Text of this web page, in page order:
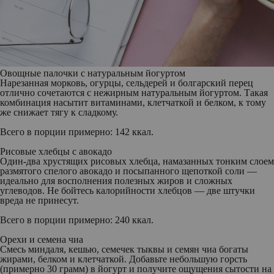
Овощные палочки с натуральным йогуртом
Нарезанная морковь, огурцы, сельдерей и болгарский перец
отлично сочетаются с нежирным натуральным йогуртом. Такая
комбинация насытит витаминами, клетчаткой и белком, к тому
же снижает тягу к сладкому.
Всего в порции примерно: 142 ккал.
Рисовые хлебцы с авокадо
Один-два хрустящих рисовых хлебца, намазанных тонким слоем
размятого спелого авокадо и посыпанного щепоткой соли —
идеально для восполнения полезных жиров и сложных
углеводов. Не бойтесь калорийности хлебцов — две штучки
вреда не принесут.
Всего в порции примерно: 240 ккал.
Орехи и семена чиа
Смесь миндаля, кешью, семечек тыквы и семян чиа богаты
жирами, белком и клетчаткой. Добавьте небольшую горсть
(примерно 30 грамм) в йогурт и получите ощущения сытости на